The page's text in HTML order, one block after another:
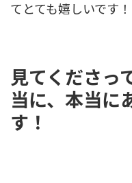
てとても嬉しいです！
見てくださっ
当に、本当に
す！